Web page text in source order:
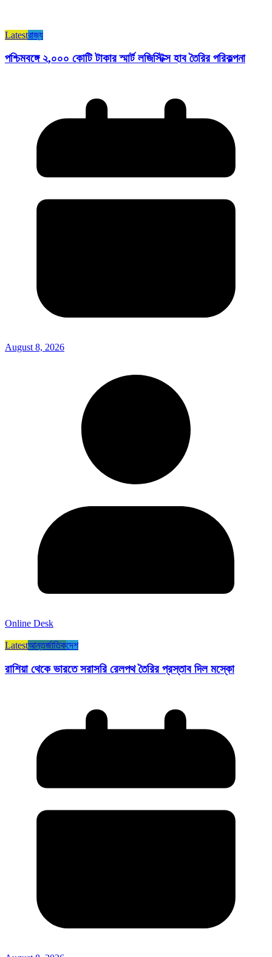
Latestরাজ্য​
পশ্চিমবঙ্গে ২,০০০ কোটি টাকার স্মার্ট লজিস্টিক্স হাব তৈরির পরিকল্পনা
August 8, 2026
Online Desk
Latestআন্তর্জাতিকদেশ
রাশিয়া থেকে ভারতে সরাসরি রেলপথ তৈরির প্রস্তাব দিল মস্কো